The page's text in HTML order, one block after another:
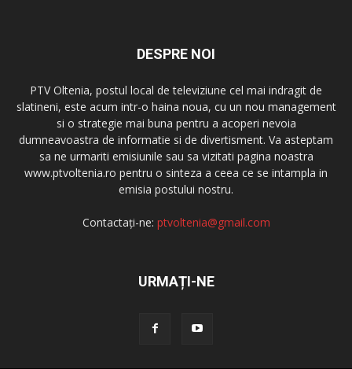
DESPRE NOI
PTV Oltenia, postul local de televiziune cel mai indragit de
slatineni, este acum intr-o haina noua, cu un nou management
si o strategie mai buna pentru a acoperi nevoia
dumneavoastra de informatie si de divertisment. Va asteptam
sa ne urmariti emisiunile sau sa vizitati pagina noastra
www.ptvoltenia.ro pentru o sinteza a ceea ce se intampla in
emisia postului nostru.
Contactați-ne: ptvoltenia@gmail.com
URMAȚI-NE